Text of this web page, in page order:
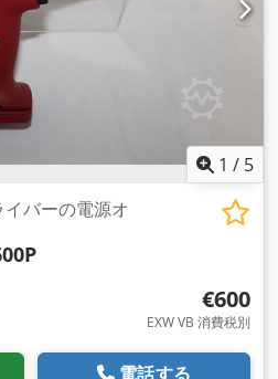
1 / 5
バーの電源オ
€600
EXW VB 消費税別
電話する